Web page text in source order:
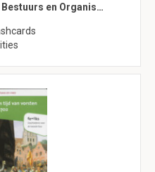
en Organis…